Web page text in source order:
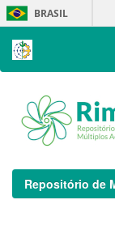
Skip
navigation
BRASIL
Repositório de